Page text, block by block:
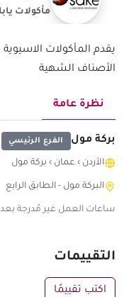
مأكولات
يقدم المأكولات
الأصناف الشهية
نظرة عامة
بركة مول الفرع الرئيسي
الأردن › عمان › بركة مول
البركة مول - الطابق الرابع
ساعات العمل غير مُدرجة
التقييمات
اكتب تقييمًا